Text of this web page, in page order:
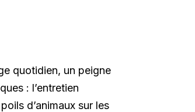
quotidien, un peigne
: l’entretien
d’animaux sur les